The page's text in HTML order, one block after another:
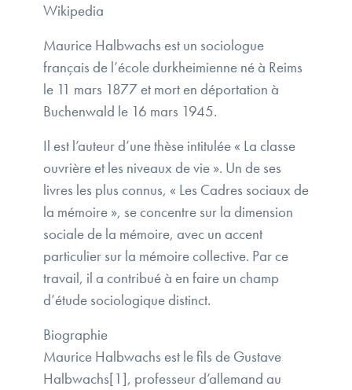
Wikipedia
Maurice Halbwachs est un sociologue
français de l’école durkheimienne né à Reims
le 11 mars 1877 et mort en déportation à
Buchenwald le 16 mars 1945.
Il est l’auteur d’une thèse intitulée « La classe
ouvrière et les niveaux de vie ». Un de ses
livres les plus connus, « Les Cadres sociaux de
la mémoire », se concentre sur la dimension
sociale de la mémoire, avec un accent
particulier sur la mémoire collective. Par ce
travail, il a contribué à en faire un champ
d’étude sociologique distinct.
Biographie
Maurice Halbwachs est le fils de Gustave
Halbwachs[1], professeur d’allemand au